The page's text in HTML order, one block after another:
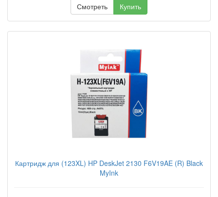
Смотреть
Купить
Картридж для (123XL) HP DeskJet 2130 F6V19AE (R) Black
MyInk